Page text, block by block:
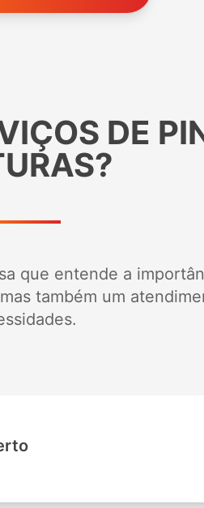
DE
que entende a
também um